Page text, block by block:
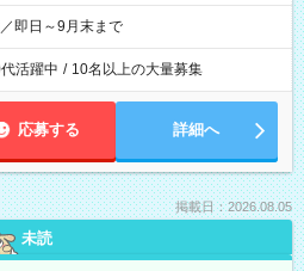
即日～9月末まで
活躍中 / 10名以上の大量募集
応募する 詳細へ
掲載日：2026.08.05
未読